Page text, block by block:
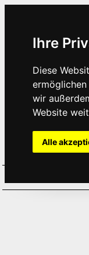
Ihre
Diese
ermöglichen
wir
Website
Alle